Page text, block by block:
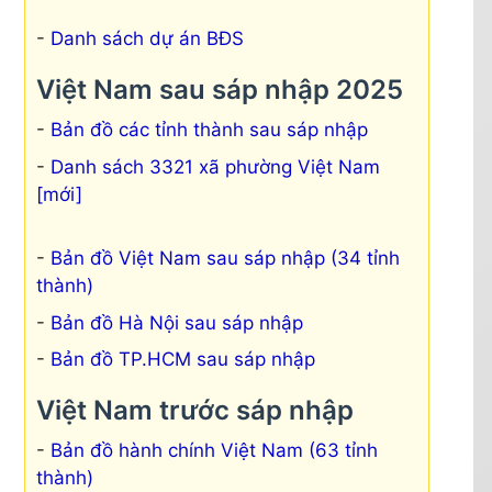
Danh sách dự án BĐS
Việt Nam sau sáp nhập 2025
Bản đồ các tỉnh thành sau sáp nhập
Danh sách 3321 xã phường Việt Nam
[mới]
Bản đồ Việt Nam sau sáp nhập (34 tỉnh
thành)
Bản đồ Hà Nội sau sáp nhập
Bản đồ TP.HCM sau sáp nhập
Việt Nam trước sáp nhập
Bản đồ hành chính Việt Nam (63 tỉnh
thành)